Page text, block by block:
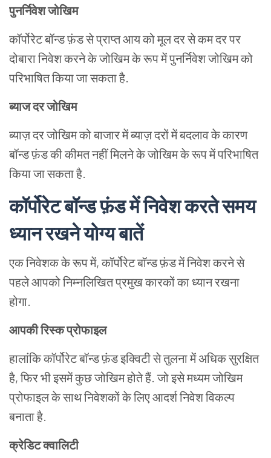
पुनर्निवेश जोखिम
कॉर्पोरेट बॉन्ड फ़ंड से प्राप्त आय को मूल दर से कम दर पर
दोबारा निवेश करने के जोखिम के रूप में पुनर्निवेश जोखिम को
परिभाषित किया जा सकता है.
ब्याज दर जोखिम
ब्याज़ दर जोखिम को बाजार में ब्याज़ दरों में बदलाव के कारण
बॉन्ड फ़ंड की कीमत नहीं मिलने के जोखिम के रूप में परिभाषित
किया जा सकता है.
कॉर्पोरेट बॉन्ड फ़ंड में निवेश करते समय
ध्यान रखने योग्य बातें
एक निवेशक के रूप में, कॉर्पोरेट बॉन्ड फ़ंड में निवेश करने से
पहले आपको निम्नलिखित प्रमुख कारकों का ध्यान रखना
होगा.
आपकी रिस्क प्रोफाइल
हालांकि कॉर्पोरेट बॉन्ड फ़ंड इक्विटी से तुलना में अधिक सुरक्षित
है, फिर भी इसमें कुछ जोखिम होते हैं. जो इसे मध्यम जोखिम
प्रोफाइल के साथ निवेशकों के लिए आदर्श निवेश विकल्प
बनाता है.
क्रेडिट क्वालिटी